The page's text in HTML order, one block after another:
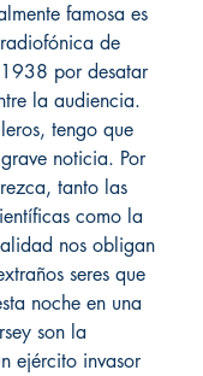
famosa es
de
por desatar
la audiencia.
tengo que
noticia. Por
tanto las
como la
nos obligan
seres que
noche en una
son la
ejército invasor